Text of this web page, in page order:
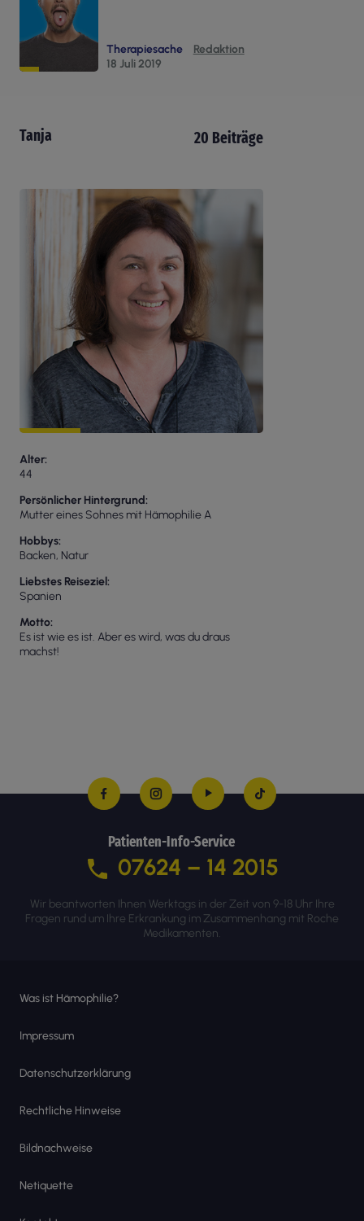
Therapiesache
Redaktion
18 Juli 2019
Tanja 20 Beiträge
Alter
44
Persönlicher Hintergrund
Mutter eines Sohnes mit Hämophilie A
Hobbys
Backen, Natur
Liebstes Reiseziel
Spanien
Motto
Es ist wie es ist. Aber es wird, was du draus
machst!
Was ist Hämophilie?
Impressum
Datenschutzerklärung
Rechtliche Hinweise
Bildnachweise
Netiquette
Patienten-Info-Service
07624 – 14 2015
Wir beantworten Ihnen Werktags in der Zeit von 9-18 Uhr Ihre
Fragen rund um Ihre Erkrankung im Zusammenhang mit Roche
Medikamenten.